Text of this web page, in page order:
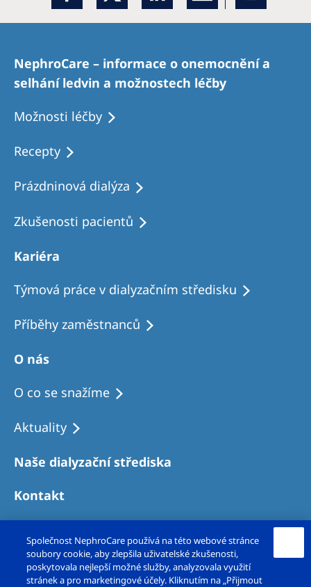
NephroCare – informace o onemocnění a
selhání ledvin a možnostech léčby
Možnosti léčby
Recepty
Prázdninová dialýza
Zkušenosti pacientů
Kariéra
Týmová práce v dialyzačním středisku
Příběhy zaměstnanců
O nás
O co se snažíme
Aktuality
Naše dialyzační střediska
Kontakt
Společnost NephroCare používá na této webové stránce
soubory cookie, aby zlepšila uživatelské zkušenosti,
poskytovala nejlepší možné služby, analyzovala využití
stránek a pro marketingové účely. Kliknutím na „Přijmout